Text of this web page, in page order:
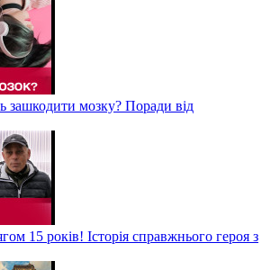
мозку? Поради від
15 років! Історія справжнього героя з